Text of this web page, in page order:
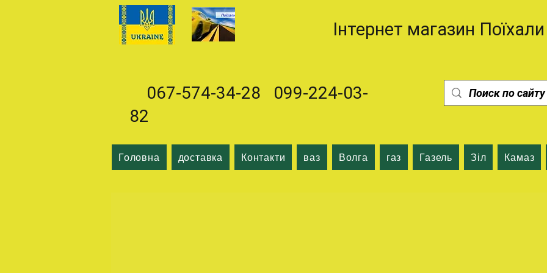
Інтернет магазин Поїхали
067-574-34-28 099-224-03-
82
Головна доставка Контакти ваз Волга газ Газель Зіл Камаз